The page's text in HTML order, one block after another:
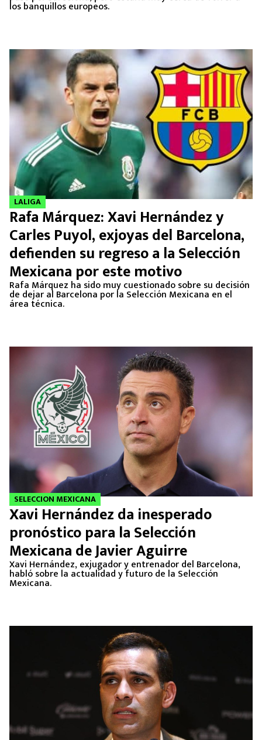
los banquillos europeos.
LALIGA
Rafa Márquez: Xavi Hernández y
Carles Puyol, exjoyas del Barcelona,
defienden su regreso a la Selección
Mexicana por este motivo
Rafa Márquez ha sido muy cuestionado sobre su decisión
de dejar al Barcelona por la Selección Mexicana en el
área técnica.
SELECCION MEXICANA
Xavi Hernández da inesperado
pronóstico para la Selección
Mexicana de Javier Aguirre
Xavi Hernández, exjugador y entrenador del Barcelona,
habló sobre la actualidad y futuro de la Selección
Mexicana.